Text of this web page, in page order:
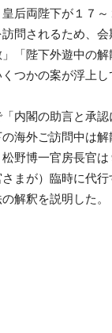
后両陛下が１７
問されるため、
「陛下外遊中の
つかの案が浮上し
内閣の助言と承
海外ご訪問中は解
野博一官房長官
まが）臨時に代
解釈を説明した。